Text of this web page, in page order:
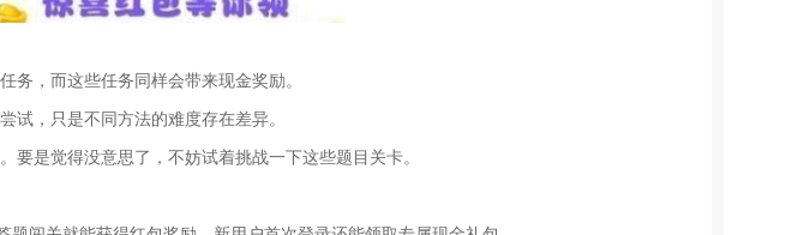
务，而这些任务同样会带来现金奖励。
试，只是不同方法的难度存在差异。
要是觉得没意思了，不妨试着挑战一下这些题目关卡。